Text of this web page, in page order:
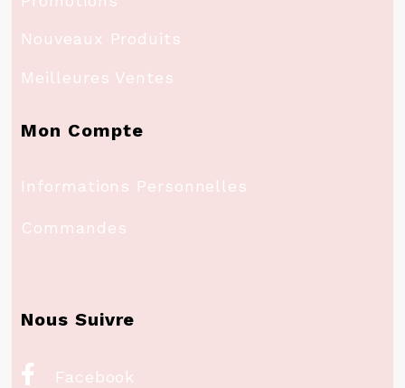
Nouveaux Produits
Meilleures Ventes
Mon Compte
Informations Personnelles
Commandes
Nous Suivre
 Facebook